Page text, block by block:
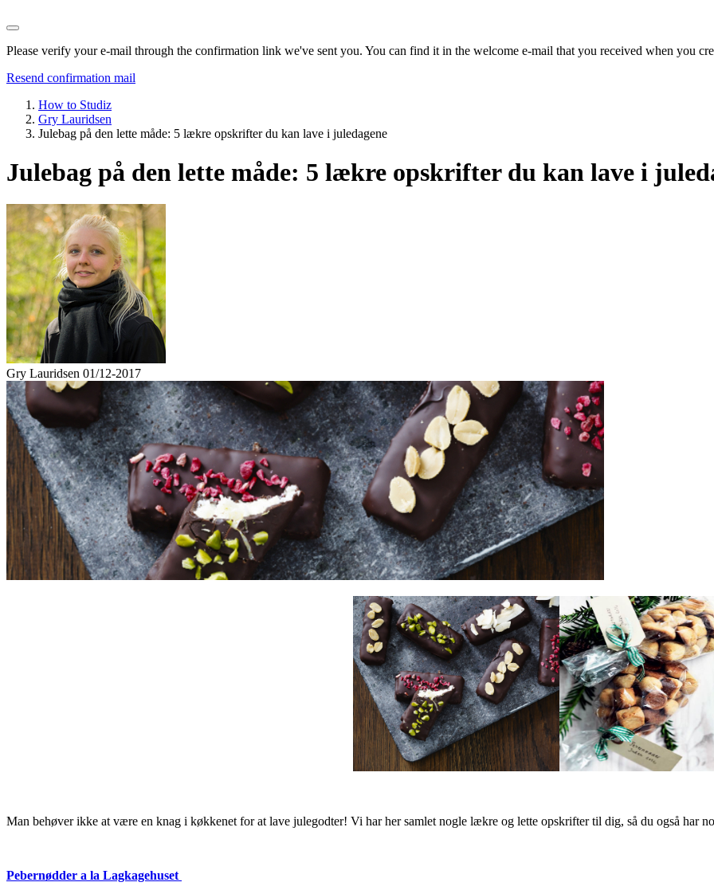
Please verify your e-mail through the confirmation link we've sent you. You can find it in the welcome e-mail that you received when you
Resend confirmation mail
How to Studiz
Gry Lauridsen
Julebag på den lette måde: 5 lækre opskrifter du kan lave i juledagene
Julebag på den lette måde: 5 lækre opskrifter du kan lave i
Gry Lauridsen 01/12-2017
Man behøver ikke at være en knag i køkkenet for at lave julegodter! Vi har her samlet nogle lækre og lette opskrifter til dig, så du også har
Pebernødder a la Lagkagehuset